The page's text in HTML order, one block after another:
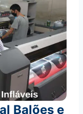
Balões e